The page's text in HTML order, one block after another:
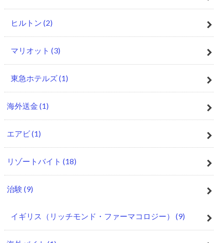
ヒルトン (2)
マリオット (3)
東急ホテルズ(1)
海外送金 (1)
エアビ(1)
リゾートバイト (18)
治験 (9)
イギリス（リッチモンド・ファーマコロジー） (9)